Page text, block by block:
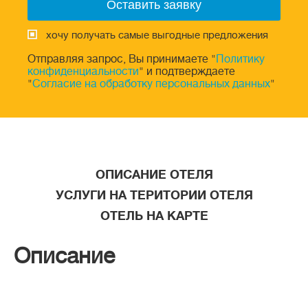
хочу получать самые выгодные предложения
Отправляя запрос, Вы принимаете "Политику
конфиденциальности" и подтверждаете
"Согласие на обработку персональных данных"
ОПИСАНИЕ ОТЕЛЯ
УСЛУГИ НА ТЕРИТОРИИ ОТЕЛЯ
ОТЕЛЬ НА КАРТЕ
Описание